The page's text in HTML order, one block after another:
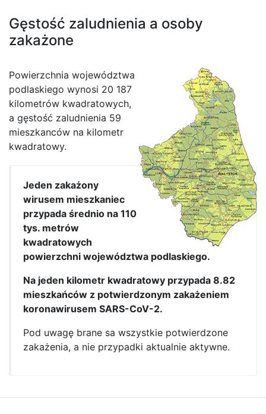
Gęstość zaludnienia a osoby
zakażone
Powierzchnia województwa
podlaskiego wynosi 20 187
kilometrów kwadratowych,
a gęstość zaludnienia 59
mieszkanców na kilometr
kwadratowy.
Jeden zakażony
wirusem mieszkaniec
przypada średnio na 110
tys. metrów
kwadratowych
powierzchni województwa podlaskiego.
Na jeden kilometr kwadratowy przypada 8.82
mieszkańców z potwierdzonym zakażeniem
koronawirusem SARS-CoV-2.
Pod uwagę brane sa wszystkie potwierdzone
zakażenia, a nie przypadki aktualnie aktywne.